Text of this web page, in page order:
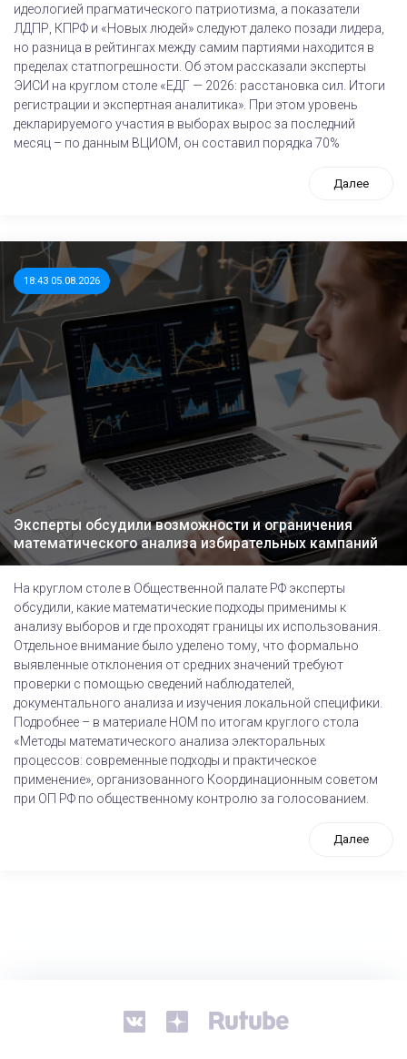
идеологией прагматического патриотизма, а показатели
ЛДПР, КПРФ и «Новых людей» следуют далеко позади лидера,
но разница в рейтингах между самим партиями находится в
пределах статпогрешности. Об этом рассказали эксперты
ЭИСИ на круглом столе «ЕДГ — 2026: расстановка сил. Итоги
регистрации и экспертная аналитика». При этом уровень
декларируемого участия в выборах вырос за последний
месяц – по данным ВЦИОМ, он составил порядка 70%
Далее
18:43 05.08.2026
Эксперты обсудили возможности и ограничения
математического анализа избирательных кампаний
На круглом столе в Общественной палате РФ эксперты
обсудили, какие математические подходы применимы к
анализу выборов и где проходят границы их использования.
Отдельное внимание было уделено тому, что формально
выявленные отклонения от средних значений требуют
проверки с помощью сведений наблюдателей,
документального анализа и изучения локальной специфики.
Подробнее – в материале НОМ по итогам круглого стола
«Методы математического анализа электоральных
процессов: современные подходы и практическое
применение», организованного Координационным советом
при ОП РФ по общественному контролю за голосованием.
Далее